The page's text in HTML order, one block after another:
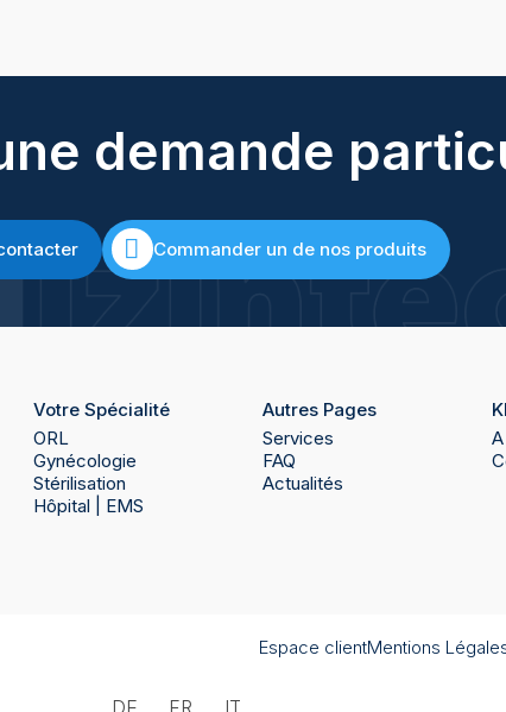
demande
Commander un de nos produits
Votre Spécialité
ORL
Gynécologie
Stérilisation
Hôpital | EMS
Autres Pages
Services
FAQ
Actualités
Espace clientMentions
DE FR IT